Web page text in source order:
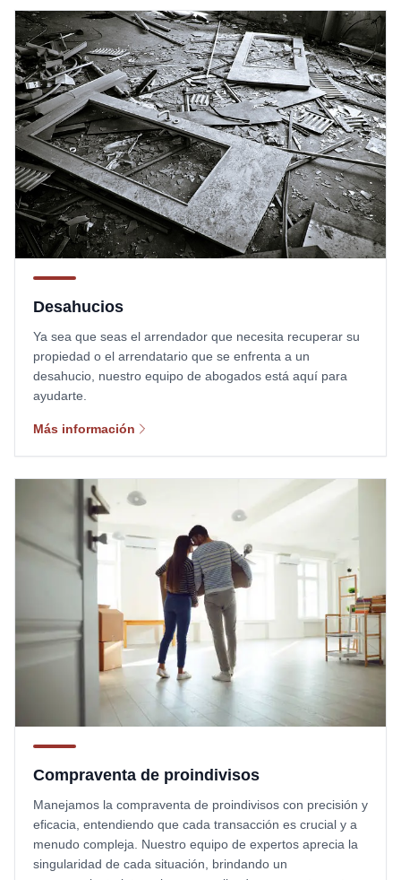
Desahucios
Ya sea que seas el arrendador que necesita recuperar su
propiedad o el arrendatario que se enfrenta a un
desahucio, nuestro equipo de abogados está aquí para
ayudarte.
Más información
Compraventa de proindivisos
Manejamos la compraventa de proindivisos con precisión y
eficacia, entendiendo que cada transacción es crucial y a
menudo compleja. Nuestro equipo de expertos aprecia la
singularidad de cada situación, brindando un